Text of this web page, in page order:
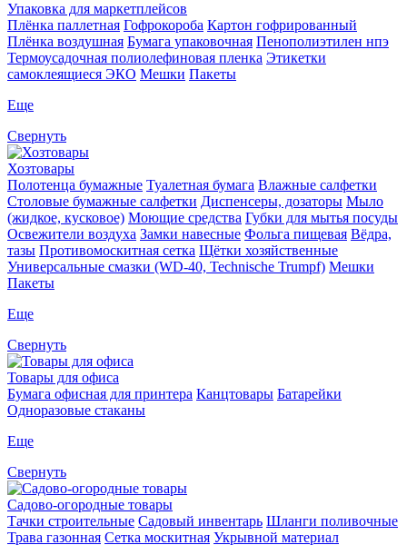
Упаковка для маркетплейсов
Плёнка паллетная Гофрокороба Картон гофрированный
Плёнка воздушная Бумага упаковочная Пенополиэтилен нпэ
Термоусадочная полиолефиновая пленка Этикетки
самоклеящиеся ЭКО Мешки Пакеты
Еще
Свернуть
Хозтовары
Полотенца бумажные Туалетная бумага Влажные салфетки
Столовые бумажные салфетки Диспенсеры, дозаторы Мыло
(жидкое, кусковое) Моющие средства Губки для мытья посуды
Освежители воздуха Замки навесные Фольга пищевая Вёдра,
тазы Противомоскитная сетка Щётки хозяйственные
Универсальные смазки (WD-40, Technische Trumpf) Мешки
Пакеты
Еще
Свернуть
Товары для офиса
Бумага офисная для принтера Канцтовары Батарейки
Одноразовые стаканы
Еще
Свернуть
Садово-огородные товары
Тачки строительные Садовый инвентарь Шланги поливочные
Трава газонная Сетка москитная Укрывной материал